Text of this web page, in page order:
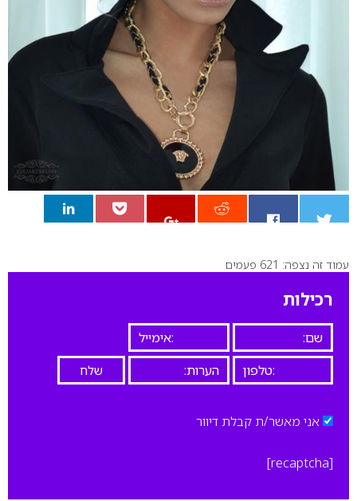
0
עמוד זה נצפה: 621 פעמים
רכילות
אני מאשר/ת קבלת דיוור
[recaptcha]